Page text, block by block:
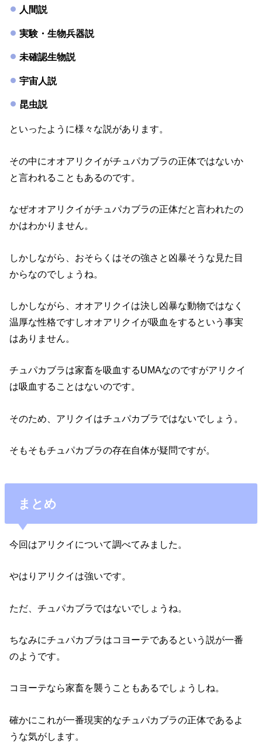
人間説
実験・生物兵器説
未確認生物説
宇宙人説
昆虫説
といったように様々な説があります。
その中にオオアリクイがチュパカブラの正体ではないか
と言われることもあるのです。
なぜオオアリクイがチュパカブラの正体だと言われたの
かはわかりません。
しかしながら、おそらくはその強さと凶暴そうな見た目
からなのでしょうね。
しかしながら、オオアリクイは決し凶暴な動物ではなく
温厚な性格ですしオオアリクイが吸血をするという事実
はありません。
チュパカブラは家畜を吸血するUMAなのですがアリクイ
は吸血することはないのです。
そのため、アリクイはチュパカブラではないでしょう。
そもそもチュパカブラの存在自体が疑問ですが。
まとめ
今回はアリクイについて調べてみました。
やはりアリクイは強いです。
ただ、チュパカブラではないでしょうね。
ちなみにチュパカブラはコヨーテであるという説が一番
のようです。
コヨーテなら家畜を襲うこともあるでしょうしね。
確かにこれが一番現実的なチュパカブラの正体であるよ
うな気がします。